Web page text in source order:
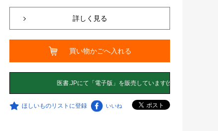
詳しく見る
買い物かごへ入れる
ほしいものリストに登録 いいね